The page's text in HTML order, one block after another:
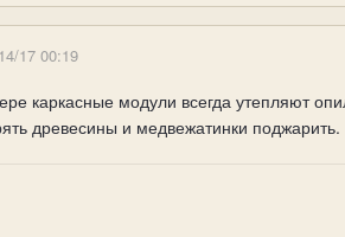
17 00:19
каркасные модули всегда утепляют
древесины и медвежатинки поджарить.